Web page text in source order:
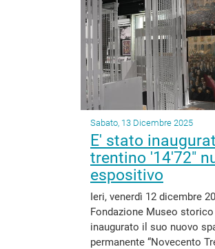
Sabato, 13 Dicembre 2025
E' stato
trentino '14'72"
espositivo
Ieri, venerdì 12 dicembre
Fondazione Museo
inaugurato il suo nuovo
permanente “Novecento